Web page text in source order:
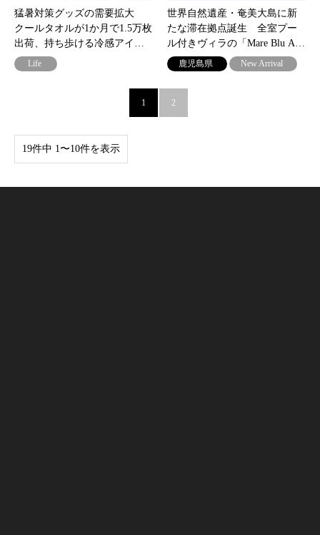
猛暑対策グッズの需要拡大
クールタオルが1か月で1.5万枚
出荷、持ち歩ける冷感アイ…
Life
世界自然遺産・奄美大島に新
たな滞在拠点誕生 全室プー
ル付きヴィラの「Mare Blu A…
鹿児島県 New Arrival
1 2
19件中 1〜10件を表示